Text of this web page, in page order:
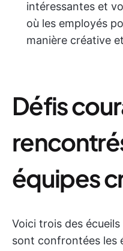
intéressantes et
où les employés
manière créative
Défis
équipes
Voici trois des
sont confrontées les